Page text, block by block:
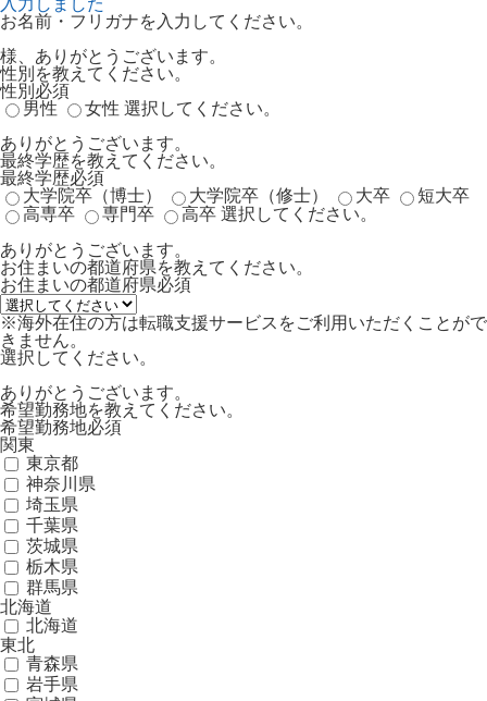
お名前・フリガナを入力してください。
様、ありがとうございます。
性別を教えてください。
性別 必須
男性
女性 選択してください。
ありがとうございます。
最終学歴を教えてください。
最終学歴必須
大学院卒（博士）
大学院卒（修士） 大卒
短大卒
高専卒
専門卒 高卒 選択してください。
ありがとうございます。
お住まいの都道府県を教えてください。
お住まいの都道府県必須
※海外在住の方は転職支援サービスをご利用いただくことがで
きません。
選択してください。
ありがとうございます。
希望勤務地を教えてください。
希望勤務地必須
関東
東京都
神奈川県
埼玉県
千葉県
茨城県
栃木県
群馬県
北海道
北海道
東北
青森県
岩手県